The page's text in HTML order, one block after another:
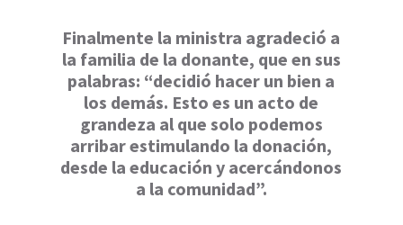
Finalmente la ministra agradeció a
la familia de la donante, que en sus
palabras: “decidió hacer un bien a
los demás. Esto es un acto de
grandeza al que solo podemos
arribar estimulando la donación,
desde la educación y acercándonos
a la comunidad”.